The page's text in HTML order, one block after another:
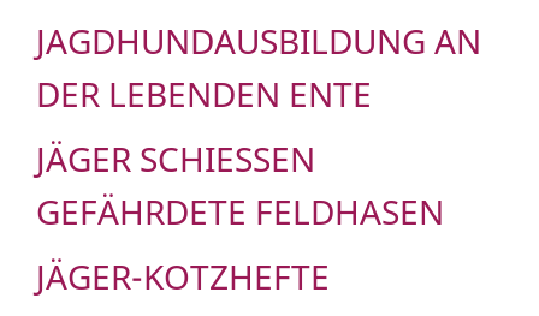
JAGDHUNDAUSBILDUNG AN
DER LEBENDEN ENTE
JÄGER SCHIESSEN G
EFÄHRDETE FELDHASEN
JÄGER-KOTZHEFTE